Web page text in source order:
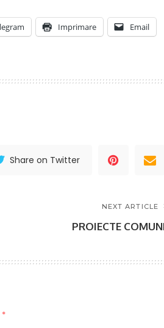
Imprimare Email
Share on Twitter
NEXT ARTICLE
PROIECTE
*